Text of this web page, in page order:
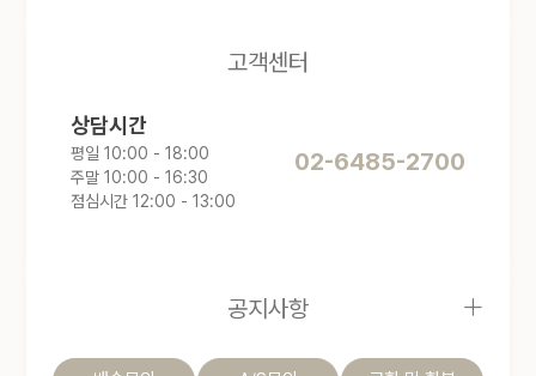
고객센터
상담시간
평일 10:00 - 18:00
주말 10:00 - 16:30
점심시간 12:00 - 13:00
02-6485-2700
+
공지사항